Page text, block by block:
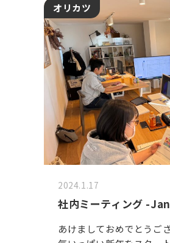
オリカツ
2024.1.17
社内ミーティング -
あけましておめでとうご